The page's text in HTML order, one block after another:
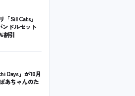
Sill Cats」
ンドルセット
割引
Days」が10月
あちゃんのた